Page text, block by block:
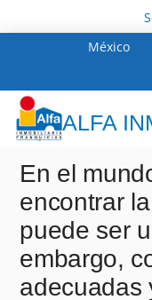
México
ALFA
En el
encontrar
puede ser
embargo,
adecuadas